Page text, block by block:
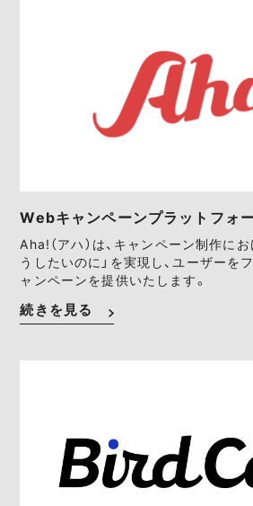
Webキャンペーンプラットフォー
Aha!（アハ）は、キャンペーン制作に
うしたいのに」を実現し、ユーザーを
ャンペーンを提供いたします。
続きを見る